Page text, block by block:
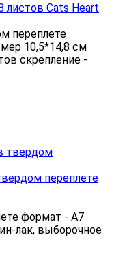
листов Cats Heart
переплете
10,5*14,8 см
скрепление -
переплете
формат - А7
лак, выборочное